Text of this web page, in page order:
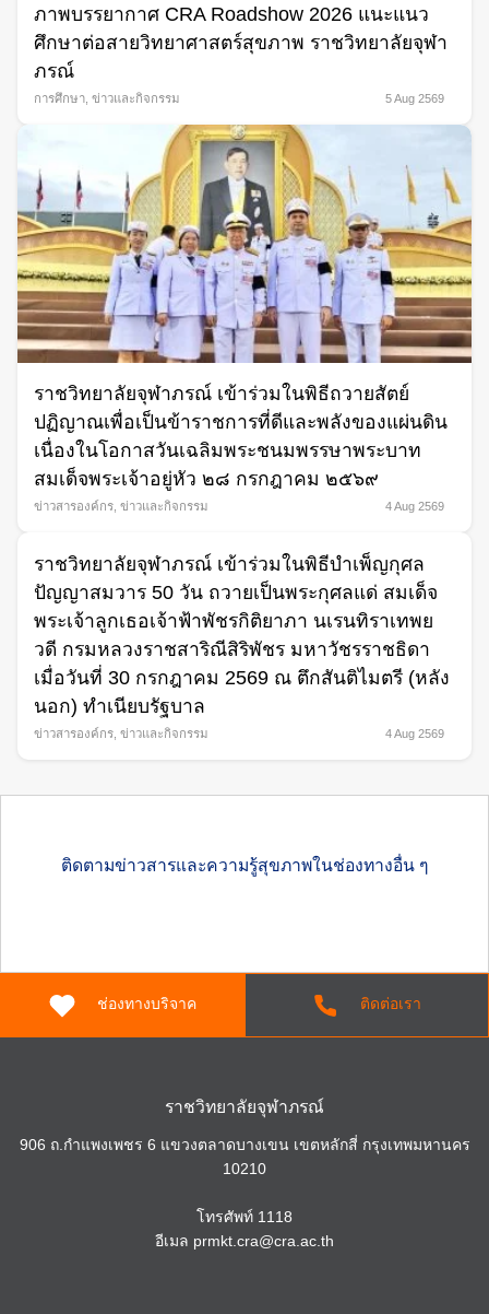
ภาพบรรยากาศ CRA Roadshow 2026 แนะแนว
ศึกษาต่อสายวิทยาศาสตร์สุขภาพ ราชวิทยาลัยจุฬา
ภรณ์
การศึกษา ข่าวและกิจกรรม 5 Aug 2569
ราชวิทยาลัยจุฬาภรณ์ เข้าร่วมในพิธีถวายสัตย์
ปฏิญาณเพื่อเป็นข้าราชการที่ดีและพลังของแผ่นดิน
เนื่องในโอกาสวันเฉลิมพระชนมพรรษาพระบาท
สมเด็จพระเจ้าอยู่หัว ๒๘ กรกฎาคม ๒๕๖๙
ข่าวสารองค์กร ข่าวและกิจกรรม 4 Aug 2569
ราชวิทยาลัยจุฬาภรณ์ เข้าร่วมในพิธีบำเพ็ญกุศล
ปัญญาสมวาร 50 วัน ถวายเป็นพระกุศลแด่ สมเด็จ
พระเจ้าลูกเธอเจ้าฟ้าพัชรกิติยาภา นเรนทิราเทพย
วดี กรมหลวงราชสาริณีสิริพัชร มหาวัชรราชธิดา
เมื่อวันที่ 30 กรกฎาคม 2569 ณ ตึกสันติไมตรี (หลัง
นอก) ทำเนียบรัฐบาล
ข่าวสารองค์กร ข่าวและกิจกรรม 4 Aug 2569
ติดตามข่าวสารและความรู้สุขภาพในช่องทางอื่น ๆ
ช่องทางบริจาค ติดต่อเรา
ราชวิทยาลัยจุฬาภรณ์
906 ถ.กำแพงเพชร 6 แขวงตลาดบางเขน เขตหลักสี่ กรุงเทพมหานคร
10210
โทรศัพท์ 1118
อีเมล prmkt.cra@cra.ac.th